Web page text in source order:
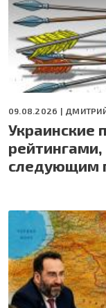
09.08.2026 |
Украинские
следующим